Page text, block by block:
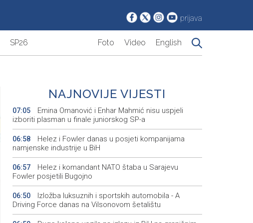
prijava
SP26 Foto Video English
NAJNOVIJE VIJESTI
07:05
Emina Omanović i Enhar Mahmić nisu uspjeli
izboriti plasman u finale juniorskog SP-a
06:58
Helez i Fowler danas u posjeti kompanijama
namjenske industrije u BiH
06:57
Helez i komandant NATO štaba u Sarajevu
Fowler posjetili Bugojno
06:50
Izložba luksuznih i sportskih automobila - A
Driving Force danas na Vilsonovom šetalištu